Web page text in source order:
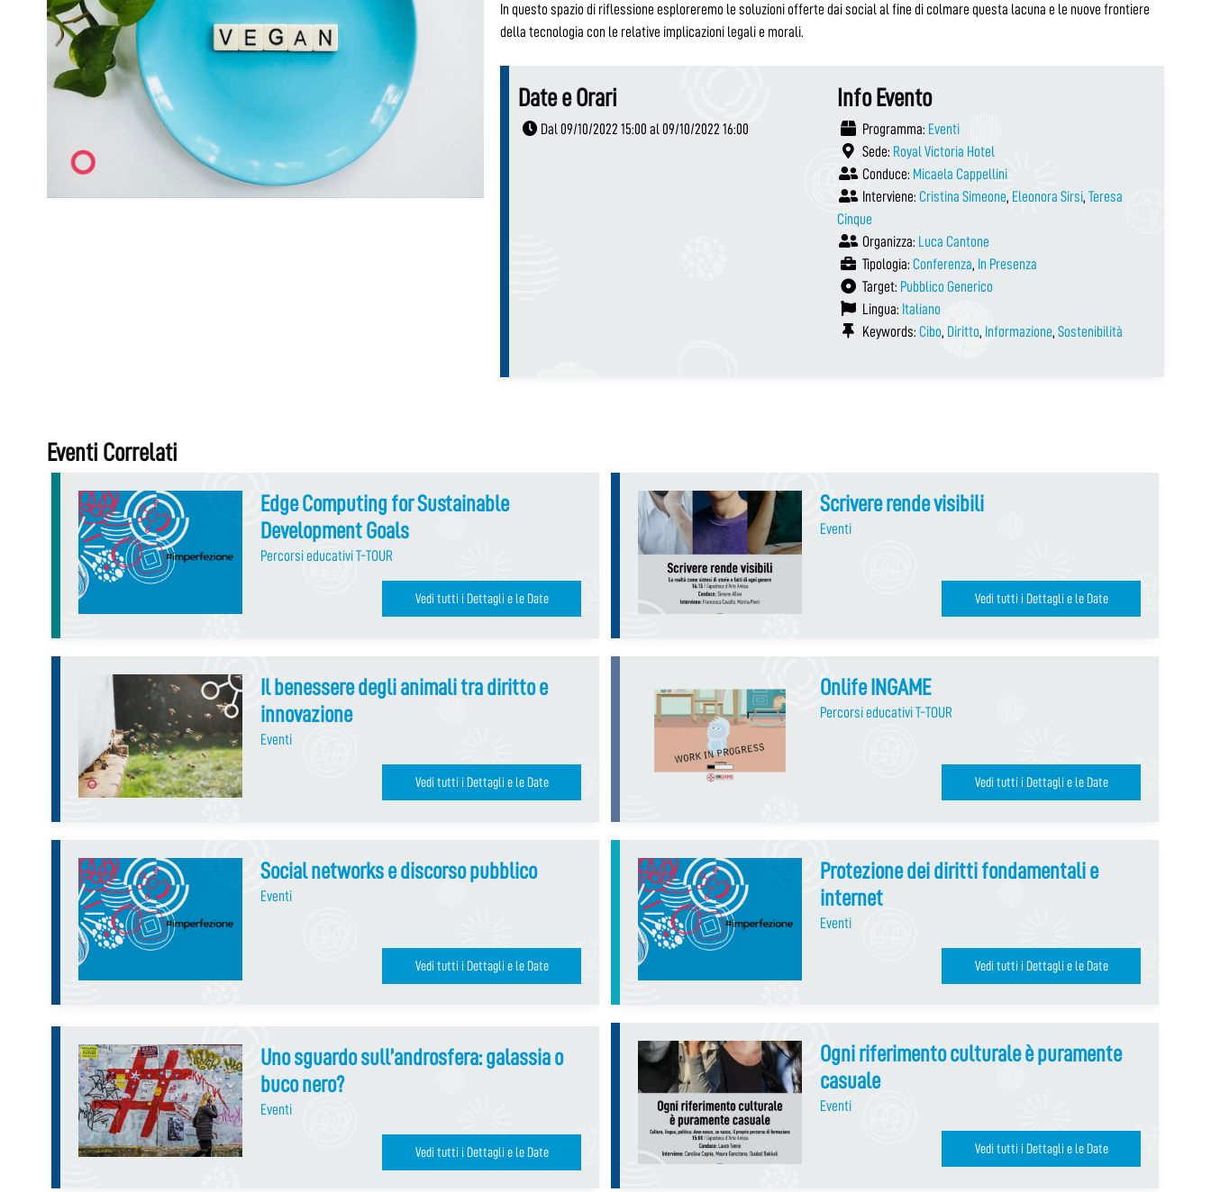
In questo spazio di riflessione esploreremo le soluzioni offerte dai social al fine di colmare questa lacuna e le nuove frontiere
della tecnologia con le relative implicazioni legali e morali.
Date e Orari
Dal 09/10/2022 15:00 al 09/10/2022 16:00
Info Evento
Programma: Eventi
Sede: Royal Victoria Hotel
Conduce: Micaela Cappellini
Interviene: Cristina Simeone, Eleonora Sirsi, Teresa
Cinque
Organizza: Luca Cantone
Tipologia: Conferenza, In Presenza
Target: Pubblico Generico
Lingua: Italiano
Keywords: Cibo, Diritto, Informazione, Sostenibilità
Eventi Correlati
Edge Computing for Sustainable
Development Goals
Percorsi educativi T-TOUR
Vedi tutti i Dettagli e le Date
Scrivere rende visibili
Eventi
Vedi tutti i Dettagli e le Date
Il benessere degli animali tra diritto e
innovazione
Eventi
Vedi tutti i Dettagli e le Date
Onlife INGAME
Percorsi educativi T-TOUR
Vedi tutti i Dettagli e le Date
Social networks e discorso pubblico
Eventi
Vedi tutti i Dettagli e le Date
Protezione dei diritti fondamentali e
internet
Eventi
Vedi tutti i Dettagli e le Date
Uno sguardo sull’androsfera: galassia o
buco nero?
Eventi
Vedi tutti i Dettagli e le Date
Ogni riferimento culturale è puramente
casuale
Eventi
Vedi tutti i Dettagli e le Date